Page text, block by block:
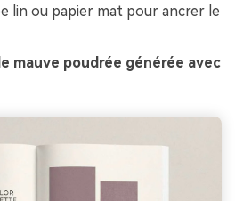
lin ou papier mat pour ancrer le
mauve poudrée générée avec